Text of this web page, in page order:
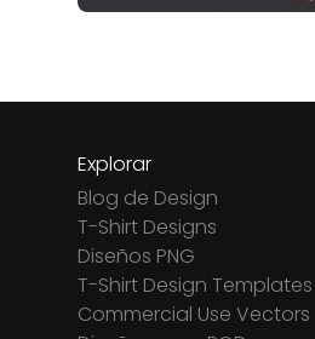
Explorar
Blog de Design
T-Shirt Designs
Diseños PNG
T-Shirt Design Templates
Commercial Use Vectors